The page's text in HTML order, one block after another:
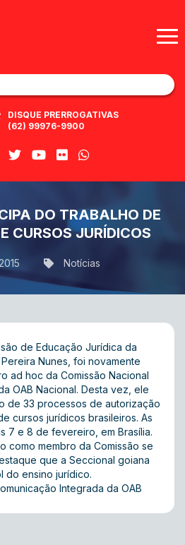
DISQUE PRERROGATIVAS
(62) 99976-9900
DO TRABALHO DE
CURSOS JURÍDICOS
Notícias
de Educação Jurídica da
Nunes, foi novamente
ad hoc da Comissão Nacional
OAB Nacional. Desta vez, ele
de 33 processos de autorização
cursos jurídicos brasileiros. As
7 e 8 de fevereiro, em Brasília.
como membro da Comissão se
que a Seccional goiana
do ensino jurídico.
Integrada da OAB